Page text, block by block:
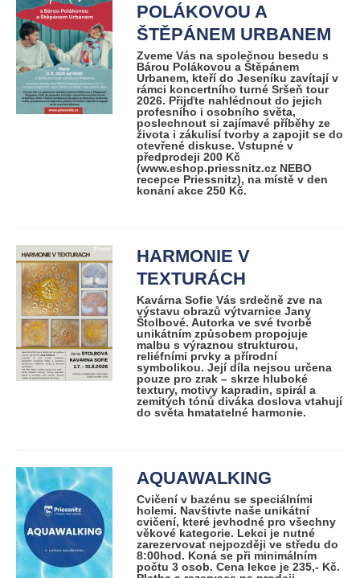
POLÁKOVOU A
ŠTĚPÁNEM URBANEM
Zveme Vás na společnou besedu s
Bárou Polákovou a Štěpánem
Urbanem, kteří do Jeseníku zavítají v
rámci koncertního turné Sršeň tour
2026. Přijďte nahlédnout do jejich
profesního i osobního světa,
poslechnout si zajímavé příběhy ze
života i zákulisí tvorby a zapojit se do
otevřené diskuse. Vstupné v
předprodeji 200 Kč
(www.eshop.priessnitz.cz NEBO
recepce Priessnitz), na místě v den
konání akce 250 Kč.
HARMONIE V
TEXTURÁCH
Kavárna Sofie Vás srdečně zve na
výstavu obrazů výtvarnice Jany
Štolbové. Autorka ve své tvorbě
unikátním způsobem propojuje
malbu s výraznou strukturou,
reliéfními prvky a přírodní
symbolikou. Její díla nejsou určena
pouze pro zrak – skrze hluboké
textury, motivy kapradin, spirál a
zemitých tónů diváka doslova vtahují
do světa hmatatelné harmonie.
AQUAWALKING
Cvičení v bazénu se speciálními
holemi. Navštivte naše unikátní
cvičení, které jevhodné pro všechny
věkové kategorie. Lekci je nutné
zarezervovat nejpozději ve středu do
8:00hod. Koná se při minimálním
počtu 3 osob. Cena lekce je 235,- Kč.